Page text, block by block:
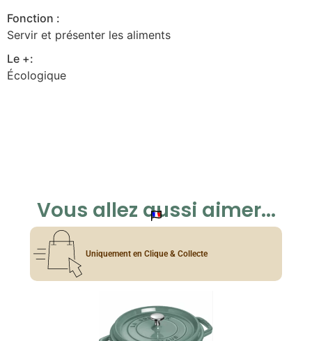
Fonction :
Servir et présenter les aliments
Le +:
Écologique
Vous allez aussi aimer...
Uniquement en Clique & Collecte